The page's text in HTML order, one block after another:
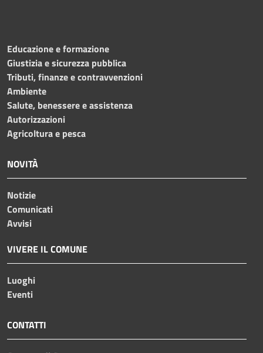
Educazione e formazione
Giustizia e sicurezza pubblica
Tributi, finanze e contravvenzioni
Ambiente
Salute, benessere e assistenza
Autorizzazioni
Agricoltura e pesca
NOVITÀ
Notizie
Comunicati
Avvisi
VIVERE IL COMUNE
Luoghi
Eventi
CONTATTI